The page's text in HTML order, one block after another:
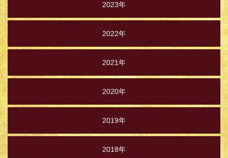
2023年
2022年
2021年
2020年
2019年
2018年